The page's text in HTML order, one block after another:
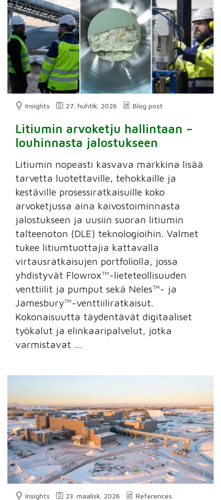
Insights 27. huhtik. 2026 Blog post
Litiumin arvoketju hallintaan –
louhinnasta jalostukseen
Litiumin nopeasti kasvava markkina lisää
tarvetta luotettaville, tehokkaille ja
kestäville prosessiratkaisuille koko
arvoketjussa aina kaivostoiminnasta
jalostukseen ja uusiin suoran litiumin
talteenoton (DLE) teknologioihin. Valmet
tukee litiumtuottajia kattavalla
virtausratkaisujen portfoliolla, jossa
yhdistyvät Flowrox™-lieteteollisuuden
venttiilit ja pumput sekä Neles™- ja
Jamesbury™-venttiiliratkaisut.
Kokonaisuutta täydentävät digitaaliset
työkalut ja elinkaaripalvelut, jotka
varmistavat ...
Insights 23. maalisk. 2026 References